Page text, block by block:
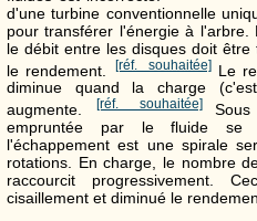
d'une turbine conventionnelle
pour transférer l'énergie à l'arbre.
le débit entre les disques doit
le rendement.
[réf. souhaitée] Le
diminue quand la charge
augmente.
[réf. souhaitée]
empruntée par le fluide se
l'échappement est une spirale
rotations. En charge, le nombre
raccourcit progressivement.
cisaillement et diminué le